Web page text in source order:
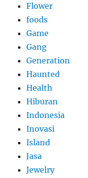
Flower
foods
Game
Gang
Generation
Haunted
Health
Hiburan
Indonesia
Inovasi
Island
Jasa
Jewelry